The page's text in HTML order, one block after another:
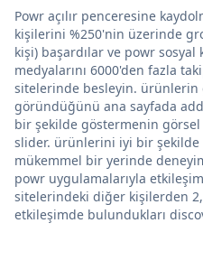
Powr açılır penceresine
kişilerini %250'nin üzerinde
kişi) başardılar ve powr
medyalarını 6000'den fazla
sitelerinde besleyin. ürünlerin
göründüğünü ana sayfada
bir şekilde göstermenin
slider. ürünlerini iyi bir
mükemmel bir yerinde
powr uygulamalarıyla
sitelerindeki diğer kişilerden
etkileşimde bulundukları